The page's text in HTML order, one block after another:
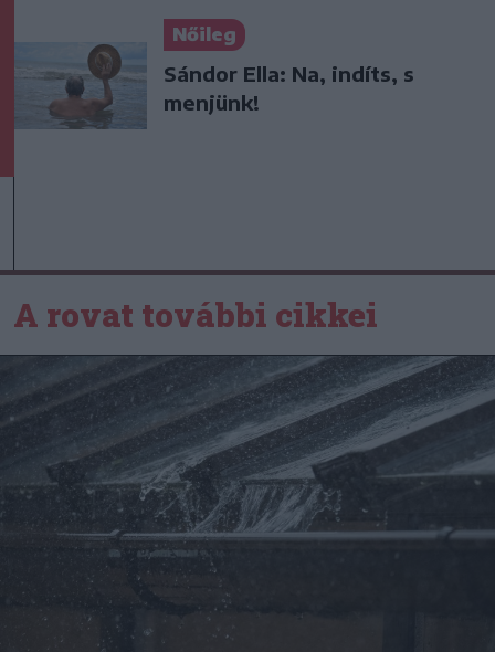
Nőileg
Sándor Ella: Na, indíts, s
menjünk!
A rovat további cikkei